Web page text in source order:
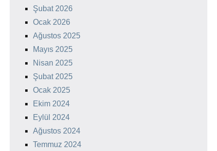
Şubat 2026
Ocak 2026
Ağustos 2025
Mayıs 2025
Nisan 2025
Şubat 2025
Ocak 2025
Ekim 2024
Eylül 2024
Ağustos 2024
Temmuz 2024